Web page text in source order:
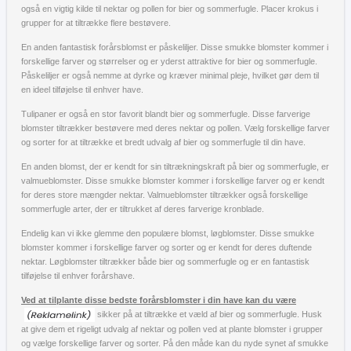
også en vigtig kilde til nektar og pollen for bier og sommerfugle. Placer krokus i
grupper for at tiltrække flere bestøvere.
En anden fantastisk forårsblomst er påskeliljer. Disse smukke blomster kommer i
forskellige farver og størrelser og er yderst attraktive for bier og sommerfugle.
Påskeliljer er også nemme at dyrke og kræver minimal pleje, hvilket gør dem til
en ideel tilføjelse til enhver have.
Tulipaner er også en stor favorit blandt bier og sommerfugle. Disse farverige
blomster tiltrækker bestøvere med deres nektar og pollen. Vælg forskellige farver
og sorter for at tiltrække et bredt udvalg af bier og sommerfugle til din have.
En anden blomst, der er kendt for sin tiltrækningskraft på bier og sommerfugle, er
valmueblomster. Disse smukke blomster kommer i forskellige farver og er kendt
for deres store mængder nektar. Valmueblomster tiltrækker også forskellige
sommerfugle arter, der er tiltrukket af deres farverige kronblade.
Endelig kan vi ikke glemme den populære blomst, løgblomster. Disse smukke
blomster kommer i forskellige farver og sorter og er kendt for deres duftende
nektar. Løgblomster tiltrækker både bier og sommerfugle og er en fantastisk
tilføjelse til enhver forårshave.
Ved at tilplante disse bedste forårsblomster i din have kan du være
sikker på at tiltrække et væld af bier og sommerfugle. Husk
at give dem et rigeligt udvalg af nektar og pollen ved at plante blomster i grupper
og vælge forskellige farver og sorter. På den måde kan du nyde synet af smukke